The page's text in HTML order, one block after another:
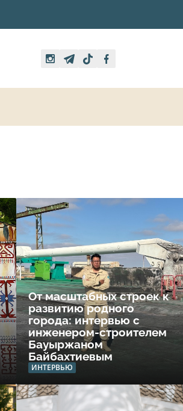
От масштабных строек к
развитию родного
города: интервью с
инженером-строителем
Бауыржаном
Байбахтиевым
ИНТЕРВЬЮ